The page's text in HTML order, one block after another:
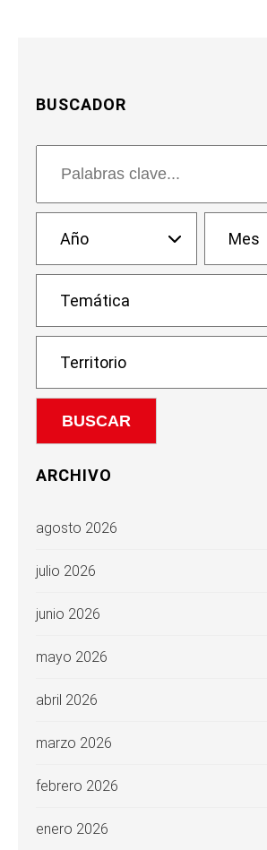
BUSCADOR
ARCHIVO
agosto 2026
julio 2026
junio 2026
mayo 2026
abril 2026
marzo 2026
febrero 2026
enero 2026